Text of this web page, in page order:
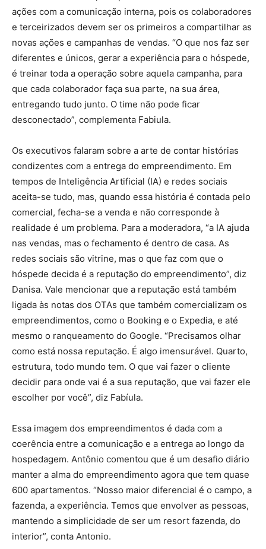
ações com a comunicação interna, pois os colaboradores
e terceirizados devem ser os primeiros a compartilhar as
novas ações e campanhas de vendas. “O que nos faz ser
diferentes e únicos, gerar a experiência para o hóspede,
é treinar toda a operação sobre aquela campanha, para
que cada colaborador faça sua parte, na sua área,
entregando tudo junto. O time não pode ficar
desconectado”, complementa Fabiula.
Os executivos falaram sobre a arte de contar histórias
condizentes com a entrega do empreendimento. Em
tempos de Inteligência Artificial (IA) e redes sociais
aceita-se tudo, mas, quando essa história é contada pelo
comercial, fecha-se a venda e não corresponde à
realidade é um problema. Para a moderadora, “a IA ajuda
nas vendas, mas o fechamento é dentro de casa. As
redes sociais são vitrine, mas o que faz com que o
hóspede decida é a reputação do empreendimento”, diz
Danisa. Vale mencionar que a reputação está também
ligada às notas dos OTAs que também comercializam os
empreendimentos, como o Booking e o Expedia, e até
mesmo o ranqueamento do Google. “Precisamos olhar
como está nossa reputação. É algo imensurável. Quarto,
estrutura, todo mundo tem. O que vai fazer o cliente
decidir para onde vai é a sua reputação, que vai fazer ele
escolher por você”, diz Fabíula.
Essa imagem dos empreendimentos é dada com a
coerência entre a comunicação e a entrega ao longo da
hospedagem. Antônio comentou que é um desafio diário
manter a alma do empreendimento agora que tem quase
600 apartamentos. “Nosso maior diferencial é o campo, a
fazenda, a experiência. Temos que envolver as pessoas,
mantendo a simplicidade de ser um resort fazenda, do
interior”, conta Antonio.